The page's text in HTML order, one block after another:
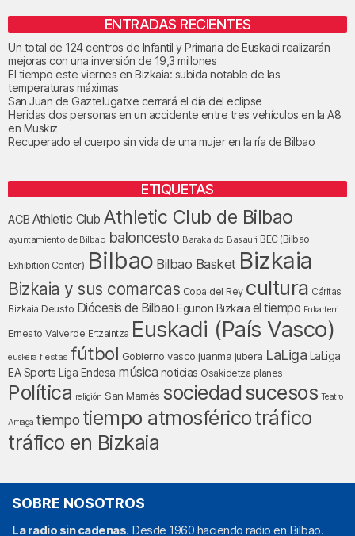
ENTRADAS RECIENTES
Un total de 124 centros de Infantil y Primaria de Euskadi realizarán
mejoras con una inversión de 19,3 millones
El tiempo este viernes en Bizkaia: subida notable de las
temperaturas máximas
San Juan de Gaztelugatxe cerrará el día del eclipse
Heridas dos personas en un accidente entre tres vehículos en la A8
en Muskiz
Recuperado el cuerpo sin vida de una mujer en la ría de Bilbao
ETIQUETAS
ACB Athletic Club Athletic Club de Bilbao
ayuntamiento de Bilbao baloncesto Barakaldo Basauri BEC (Bilbao
Exhibition Center) Bilbao Bilbao Basket Bizkaia
Bizkaia y sus comarcas Copa del Rey cultura Cáritas
Bizkaia Deusto Diócesis de Bilbao Egunon Bizkaia el tiempo Enkarterri
Ernesto Valverde Ertzaintza Euskadi (País Vasco)
euskera fiestas fútbol Gobierno vasco juanma jubera LaLiga LaLiga
EA Sports Liga Endesa música noticias Osakidetza planes
Política religión San Mamés sociedad sucesos Teatro
Arriaga tiempo tiempo atmosféricotráfico
tráfico en Bizkaia
SOBRE NOSOTROS
La radio sin cadenas. Desde 1960 haciendo radio en Bilbao.